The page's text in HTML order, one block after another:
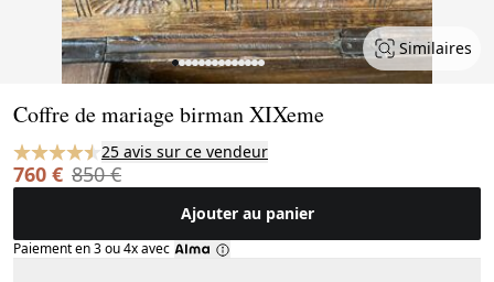
Similaires
Coffre de mariage birman XIXeme
25 avis sur ce vendeur
760 € 850 €
Ajouter au panier
Paiement en 3 ou 4x avec